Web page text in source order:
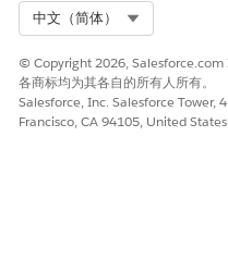
中文（简体）
© Copyright 2026, Salesforce.com
各商标均为其各自的所有人所有。
Salesforce, Inc. Salesforce Tower,
Francisco, CA 94105, United States